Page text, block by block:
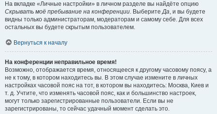
На вкладке «Личные настройки» в личном разделе вы найдёте опцию
Скрывать моё пребывание на конференции. ВыберитеДа, и вы будете
видны только администраторам, модераторам и самому себе. Для всех
остальных вы будете скрытым пользователем.
Вернуться к началу
На конференции неправильное время!
Возможно, отображается время, относящееся к другому часовому поясу, а
не к тому, в котором находитесь вы. В этом случае измените в личных
настройках часовой пояс на тот, в котором вы находитесь: Москва, Киев и
т. д. Учтите, что изменять часовой пояс, как и большинство настроек,
могут только зарегистрированные пользователи. Если вы не
зарегистрированы, то сейчас удачный момент сделать это.